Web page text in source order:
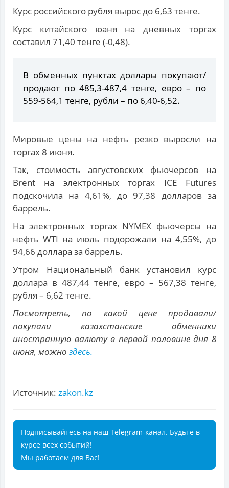
Курс российского рубля вырос до 6,63 тенге.
Курс китайского юаня на дневных торгах
составил 71,40 тенге (-0,48).
В обменных пунктах доллары покупают/
продают по 485,3-487,4 тенге, евро – по
559-564,1 тенге, рубли – по 6,40-6,52.
Мировые цены на нефть резко выросли на
торгах 8 июня.
Так, стоимость августовских фьючерсов на
Brent на электронных торгах ICE Futures
подскочила на 4,61%, до 97,38 долларов за
баррель.
На электронных торгах NYMEX фьючерсы на
нефть WTI на июль подорожали на 4,55%, до
94,66 доллара за баррель.
Утром Национальный банк установил курс
доллара в 487,44 тенге, евро – 567,38 тенге,
рубля – 6,62 тенге.
Посмотреть, по какой цене продавали/
покупали казахстанские обменники
иностранную валюту в первой половине дня 8
июня, можно здесь.
Источник: zakon.kz
Подписывайтесь на наш Telegram-канал. Будьте в
курсе всех событий!
Мы работаем для Вас!